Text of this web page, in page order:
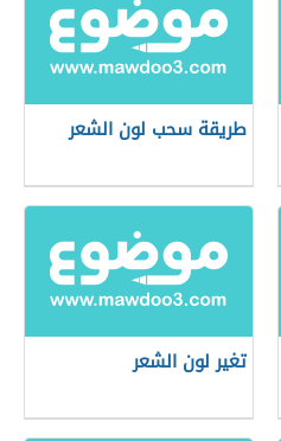
طريقة سحب لون الشعر
تغير لون الشعر